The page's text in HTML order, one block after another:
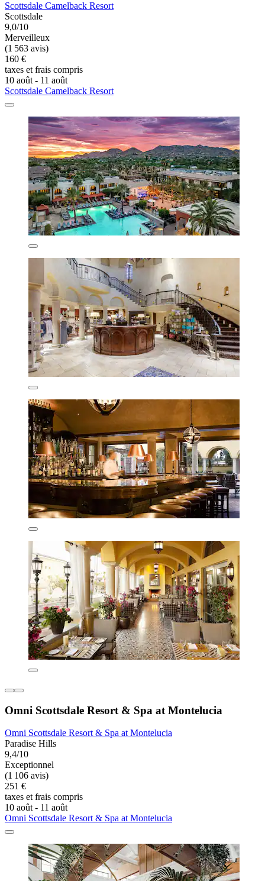
Scottsdale Camelback Resort
Scottsdale
9,0/10
Merveilleux
(1 563 avis)
160 €
taxes et frais compris
10 août - 11 août
Scottsdale Camelback Resort
Omni Scottsdale Resort & Spa at Montelucia
Omni Scottsdale Resort & Spa at Montelucia
Paradise Hills
9,4/10
Exceptionnel
(1 106 avis)
251 €
taxes et frais compris
10 août - 11 août
Omni Scottsdale Resort & Spa at Montelucia